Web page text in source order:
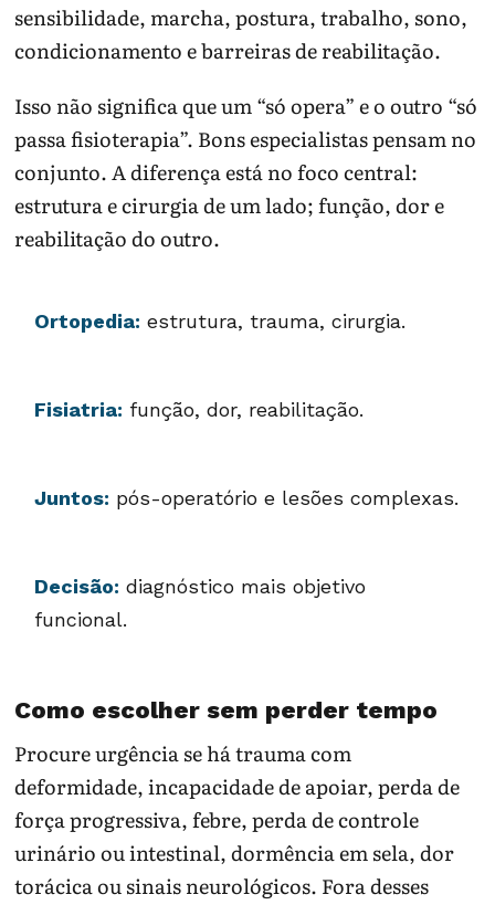
sensibilidade, marcha, postura, trabalho, sono,
condicionamento e barreiras de reabilitação.
Isso não significa que um “só opera” e o outro “só
passa fisioterapia”. Bons especialistas pensam no
conjunto. A diferença está no foco central:
estrutura e cirurgia de um lado; função, dor e
reabilitação do outro.
Ortopedia: estrutura, trauma, cirurgia.
Fisiatria: função, dor, reabilitação.
Juntos: pós-operatório e lesões complexas.
Decisão: diagnóstico mais objetivo
funcional.
Como escolher sem perder tempo
Procure urgência se há trauma com
deformidade, incapacidade de apoiar, perda de
força progressiva, febre, perda de controle
urinário ou intestinal, dormência em sela, dor
torácica ou sinais neurológicos. Fora desses